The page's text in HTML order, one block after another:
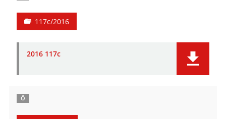
117c/2016
2016 117c
Ö